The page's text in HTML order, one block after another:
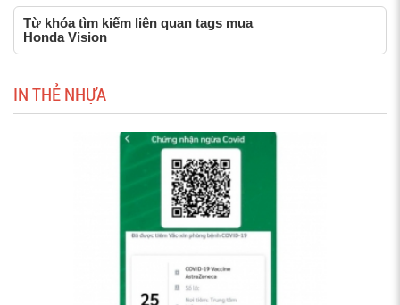
Từ khóa tìm kiếm liên quan tags mua
Honda Vision
IN THẺ NHỰA